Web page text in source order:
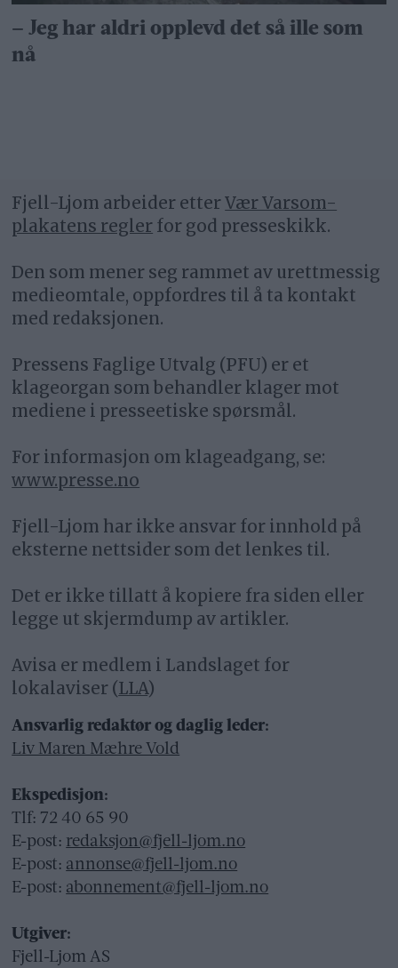
– Jeg har aldri opplevd det så ille som
nå
Fjell-Ljom arbeider etterVær Varsom-
plakatens regler for god presseskikk.
Den som mener seg rammet av urettmessig
medieomtale, oppfordres til å ta kontakt
med redaksjonen.
Pressens Faglige Utvalg (PFU) er et
klageorgan som behandler klager mot
mediene i presseetiske spørsmål.
For informasjon om klageadgang, se:
www.presse.no
Fjell-Ljom har ikke ansvar for innhold på
eksterne nettsider som det lenkes til.
Det er ikke tillatt å kopiere fra siden eller
legge ut skjermdump av artikler.
Avisa er medlem i Landslaget for
lokalaviser (LLA)
Ansvarlig redaktør og daglig leder:
Liv Maren Mæhre Vold
Ekspedisjon:
Tlf: 72 40 65 90
E-post: redaksjon@fjell-ljom.no
E-post: annonse@fjell-ljom.no
E-post: abonnement@fjell-ljom.no
Utgiver:
Fjell-Ljom AS